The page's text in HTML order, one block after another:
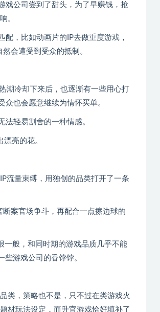
戏公司尝到了甜头，为了早赚钱，抢
。
，比如动画片的IP去做重度游戏，
会遭受到受众的抵制。
潮冷却下来后，也逐渐有一些用心打
也会愿意继续为情怀买单。
轻易割舍的一种情感。
亮的花。
流量束缚，用独创的品类打开了一条
案官场争斗，再配合一点擦边球的
一般，和同时期的游戏品质几乎不能
些游戏公司的香饽饽。
类，策略也不是，只不过在类游戏火
材玩法设定，而升官游戏恰好填补了